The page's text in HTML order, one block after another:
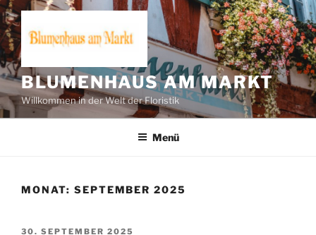
Zum
Inhalt
springen
BLUMENHAUS AM MARKT
Willkommen in der Welt der Floristik
Menü
MONAT: SEPTEMBER 2025
VERÖFFENTLICHT
30. SEPTEMBER 2025